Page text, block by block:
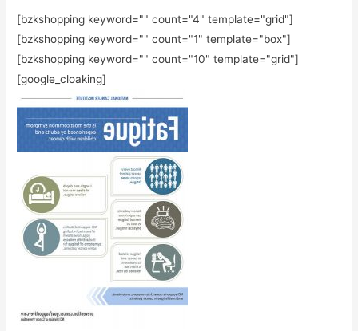
[bzkshopping keyword="" count="4" template="grid"]
[bzkshopping keyword="" count="1" template="box"]
[bzkshopping keyword="" count="10" template="grid"]
[google_cloaking]